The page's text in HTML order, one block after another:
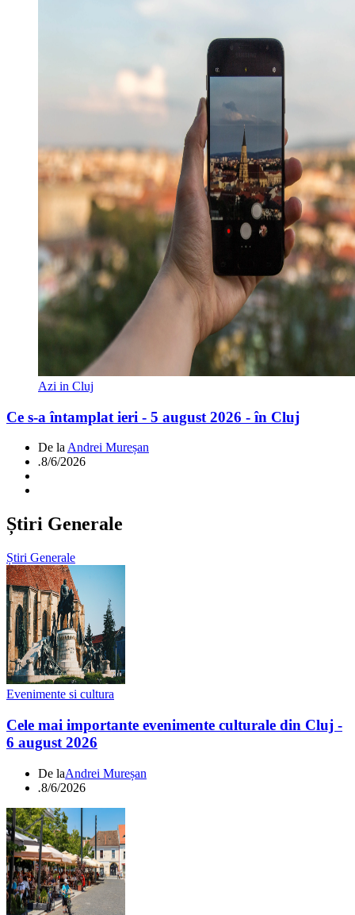
Azi in Cluj
Ce s-a întamplat ieri - 5 august 2026 - în Cluj
De la Andrei Mureșan
.8/6/2026
Știri Generale
Știri Generale
Evenimente si cultura
Cele mai importante evenimente culturale din Cluj -
6 august 2026
De laAndrei Mureșan
.8/6/2026